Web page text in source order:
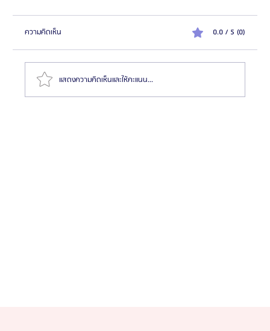
ความคิดเห็น 0.0 / 5 (0)
แสดงความคิดเห็นและให้คะแนน...